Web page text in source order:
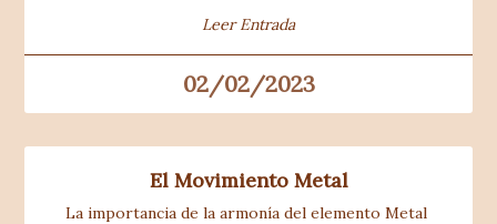
Leer Entrada
02/02/2023
El Movimiento Metal
La importancia de la armonía del elemento Metal